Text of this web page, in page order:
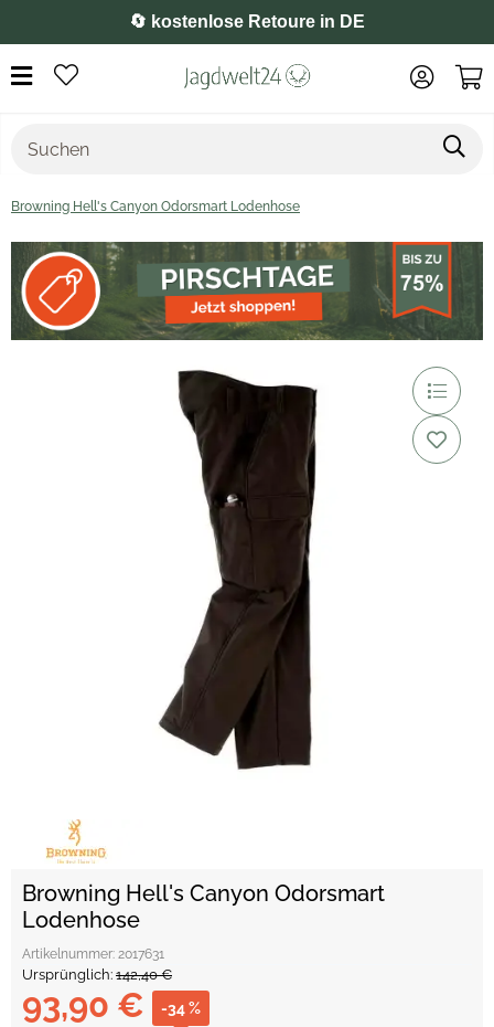
⭐️ 4,8 auf Google
Browning Hell's Canyon Odorsmart Lodenhose
Browning Hell's Canyon Odorsmart
Lodenhose
Artikelnummer: 2017631
Ursprünglich: 142,40 €
93,90 € -34 %